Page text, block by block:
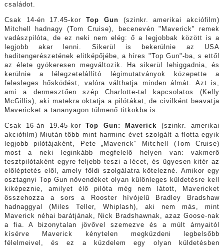
családot.
Csak 14-én 17.45-korTop Gun (szinkr. amerikai akciófilm)
Mitchell hadnagy (Tom Cruise), becenevén "Maverick" remek
vadászpilóta, de ez neki nem elég: ő a legjobbak között is a
legjobb akar lenni. Sikerül is bekerülnie az USA
haditengerészetének elitképőjébe, a híres "Top Gun"-ba, s ettől
az élete gyökeresen megváltozik. Ha sikerül lehiggadnia, és
kerülnie a lélegzetelállító légimutatványok közepette a
felesleges hősködést, valóra válthatja minden álmát. Azt is,
ami a dermesztően szép Charlotte-tal kapcsolatos (Kelly
McGillis), aki matekra oktatja a pilótákat, de civilként beavatja
Mavericket a tananyagon túlmenő titkokba is.
Csak 16-án 19.45-korTop Gun: Maverick (szinkr. amerikai
akciófilm) Miután több mint harminc évet szolgált a flotta egyik
legjobb pilótájaként, Pete „Maverick” Mitchell (Tom Cruise)
most a neki leginkább megfelelő helyen van: vakmerő
tesztpilótaként egyre feljebb teszi a lécet, és ügyesen kitér az
előléptetés elől, amely földi szolgálatra kötelezné. Amikor egy
osztagnyi Top Gun növendéket olyan különleges küldetésre kell
kiképeznie, amilyet élő pilóta még nem látott, Mavericket
összehozza a sors a Rooster hívójelű Bradley Bradshaw
hadnaggyal (Miles Teller, Whiplash), aki nem más, mint
Maverick néhai barátjának, Nick Bradshawnak, azaz Goose-nak
a fia. A bizonytalan jövővel szemezve és a múlt árnyaitól
kísérve Maverick kénytelen megküzdeni legbelsőbb
félelmeivel, és ez a küzdelem egy olyan küldetésben